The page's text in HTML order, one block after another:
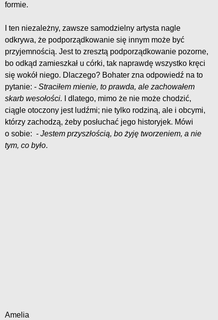
formie.
I ten niezależny, zawsze samodzielny artysta nagle
odkrywa, że podporządkowanie się innym może być
przyjemnością. Jest to zresztą podporządkowanie pozorne,
bo odkąd zamieszkał u córki, tak naprawdę wszystko kręci
się wokół niego. Dlaczego? Bohater zna odpowiedź na to
pytanie: - Straciłem mienie, to prawda, ale zachowałem
skarb wesołości. I dlatego, mimo że nie może chodzić,
ciągle otoczony jest ludźmi; nie tylko rodziną, ale i obcymi,
którzy zachodzą, żeby posłuchać jego historyjek. Mówi
o sobie: - Jestem przyszłością, bo żyję tworzeniem, a nie
tym, co było.
Amelia